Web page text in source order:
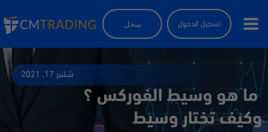
تسجيل الدخول سجل
شتنبر 17, 2021
ما هو وسيط الفوركس ؟
وكيف تختار وسيط